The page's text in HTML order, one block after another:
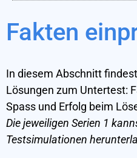
Fakten
In diesem Abschnitt
Lösungen zum Untertest:
Spass und Erfolg beim
Die jeweiligen Serien 1
Testsimulationen